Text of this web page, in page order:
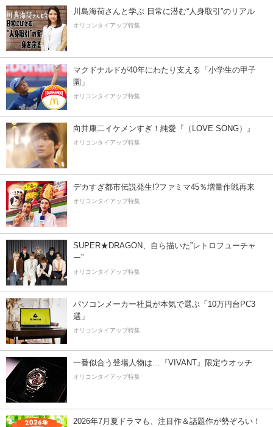
川島海荷さんと学ぶ 日常に潜む“人身取引”のリアル
オリコンタイアップ特集
マクドナルドが40年にわたり支える「小学生の甲子
園」
オリコンタイアップ特集
向井康二イケメンすぎ！純愛『（LOVE SONG）』
オリコンタイアップ特集
デカすぎ都市伝説発生!?ファミマ45％増量作戦再来
オリコンタイアップ特集
SUPER★DRAGON、自ら描いた”レトロフューチャ
ー”
オリコンタイアップ特集
パソコンメーカー社員が本気で選ぶ「10万円台PC3
選」
オリコンタイアップ特集
一番似合う登場人物は…『VIVANT』限定ウオッチ
オリコンタイアップ特集
2026年7月夏ドラマも、注目作＆話題作が勢ぞろい！